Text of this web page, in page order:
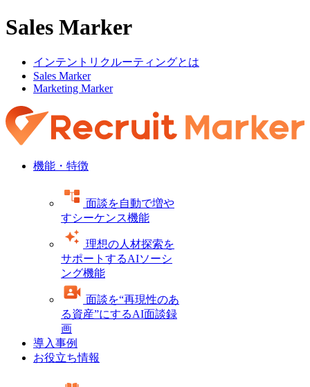
Sales Marker
インテントリクルーティングとは
Sales Marker
Marketing Marker
機能・特徴
面談を自動で増や
すシーケンス機能
理想の人材探索を
サポートするAIソーシ
ング機能
面談を“再現性のあ
る資産”にするAI面談録
画
導入事例
お役立ち情報